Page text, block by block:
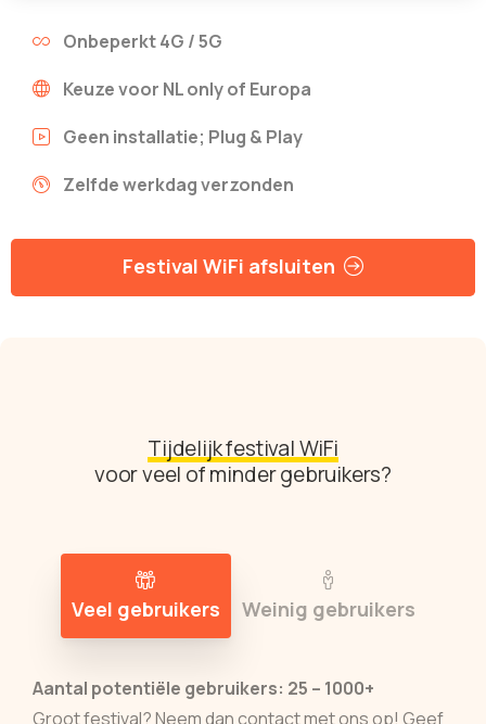
Onbeperkt 4G / 5G
Keuze voor NL only of Europa
Geen installatie; Plug & Play
Zelfde werkdag verzonden
Festival WiFi afsluiten
Tijdelijk festival WiFi
voor veel of minder gebruikers?
Veel gebruikers Weinig gebruikers
Aantal potentiële gebruikers: 25 – 1000+
Groot festival? Neem dan contact met ons op! Geef